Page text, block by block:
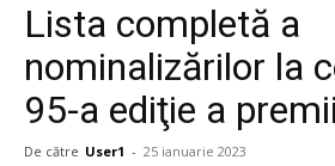
Lista completă a
nominalizărilor la
95-a ediţie a
De către User1 - 25 ianuarie 2023